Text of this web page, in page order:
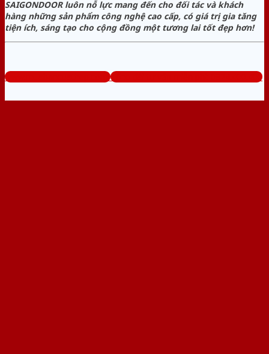
SAIGONDOOR luôn nỗ lực mang đến cho đối tác và khách
hàng những sản phẩm công nghệ cao cấp, có giá trị gia tăng
tiện ích, sáng tạo cho cộng đồng một tương lai tốt đẹp hơn!
www.muabancuathep.com Tổng đài tư vấn miễn phí: 0824.400.400